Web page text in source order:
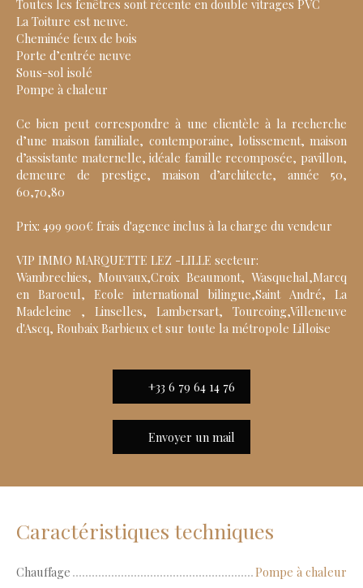
Toutes les fenêtres sont récente en double vitrages PVC
La Toiture est neuve.
Cheminée feux de bois
Porte d’entrée neuve
Sous-sol isolé
Pompe à chaleur
Ce bien peut correspondre à une clientèle à la recherche
d’une maison familiale, contemporaine, lotissement, maison
d’assistante maternelle, idéale famille recomposée, pavillon,
demeure de prestige, maison d’architecte, année 50,
60,70,80
Prix: 499 900€ frais d'agence inclus à la charge du vendeur
VIP IMMO MARQUETTE LEZ -LILLE secteur:
Wambrechies, Mouvaux,Croix Beaumont, Wasquehal,Marcq
en Baroeul, Ecole international bilingue,Saint André, La
Madeleine , Linselles, Lambersart, Tourcoing,Villeneuve
d'Ascq, Roubaix Barbieux et sur toute la métropole Lilloise
+33 6 79 64 14 76
Envoyer un mail
Caractéristiques techniques
Chauffage
Pompe à chaleur